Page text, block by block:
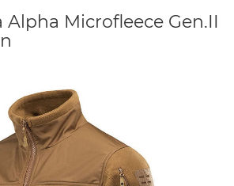
Alpha Microfleece Gen.II